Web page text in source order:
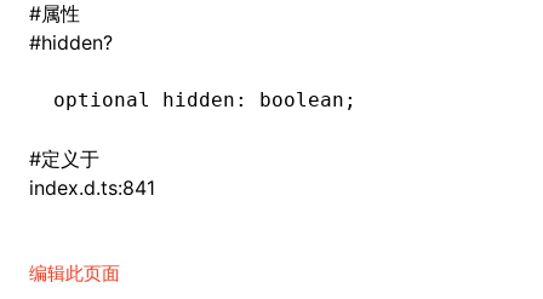
#属性
#hidden?
optional hidden : boolean;
#定义于
index.d.ts:841
编辑此页面